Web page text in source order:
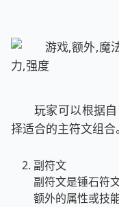
玩家可以根据
择适合的主符文组合。
副符文
副符文是锤石符
额外的属性或技